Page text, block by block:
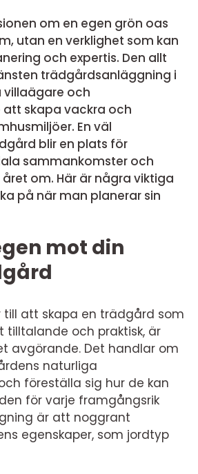
om en egen grön oas
utan en verklighet som kan
och expertis. Den allt
trädgårdsanläggning i
villaägare och
skapa vackra och
En väl
blir en plats för
sammankomster och
om. Här är några viktiga
på när man planerar sin
mot din
till att skapa en trädgård som
tilltalande och praktisk, är
avgörande. Det handlar om
naturliga
föreställa sig hur de kan
för varje framgångsrik
är att noggrant
egenskaper, som jordtyp